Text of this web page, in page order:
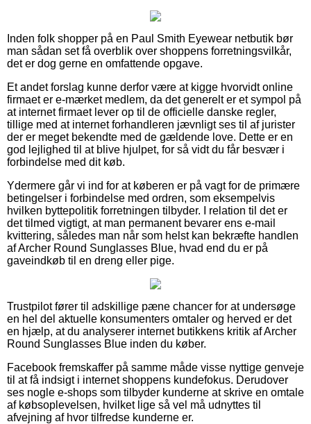
Inden folk shopper på en Paul Smith Eyewear netbutik bør
man sådan set få overblik over shoppens forretningsvilkår,
det er dog gerne en omfattende opgave.
Et andet forslag kunne derfor være at kigge hvorvidt online
firmaet er e-mærket medlem, da det generelt er et sympol på
at internet firmaet lever op til de officielle danske regler,
tillige med at internet forhandleren jævnligt ses til af jurister
der er meget bekendte med de gældende love. Dette er en
god lejlighed til at blive hjulpet, for så vidt du får besvær i
forbindelse med dit køb.
Ydermere går vi ind for at køberen er på vagt for de primære
betingelser i forbindelse med ordren, som eksempelvis
hvilken byttepolitik forretningen tilbyder. I relation til det er
det tilmed vigtigt, at man permanent bevarer ens e-mail
kvittering, således man når som helst kan bekræfte handlen
af Archer Round Sunglasses Blue, hvad end du er på
gaveindkøb til en dreng eller pige.
Trustpilot fører til adskillige pæne chancer for at undersøge
en hel del aktuelle konsumenters omtaler og herved er det
en hjælp, at du analyserer internet butikkens kritik af Archer
Round Sunglasses Blue inden du køber.
Facebook fremskaffer på samme måde visse nyttige genveje
til at få indsigt i internet shoppens kundefokus. Derudover
ses nogle e-shops som tilbyder kunderne at skrive en omtale
af købsoplevelsen, hvilket lige så vel må udnyttes til
afvejning af hvor tilfredse kunderne er.